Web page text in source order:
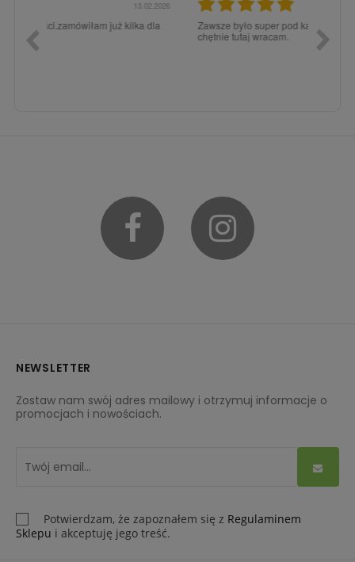
15.12.2025
Zawsze było super pod każdym względem, dlatego
chętnie tutaj wracam.
Facebook
NEWSLETTER
Zostaw nam swój adres mailowy i otrzymuj informacje o
promocjach i nowościach.
Potwierdzam, że zapoznałem się z Regulaminem
Sklepu i akceptuję jego treść.